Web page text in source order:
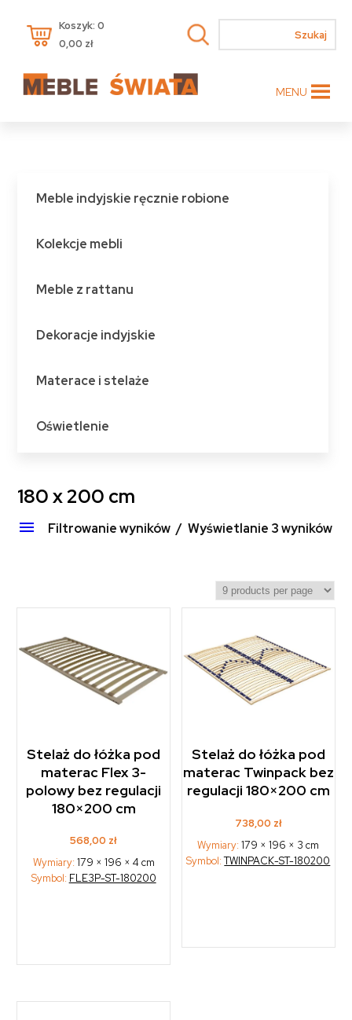
Koszyk: 0
0,00 zł
MENU
Meble indyjskie ręcznie robione
Kolekcje mebli
Meble z rattanu
Dekoracje indyjskie
Materace i stelaże
Oświetlenie
180 x 200 cm
Filtrowanie wyników Wyświetlanie 3 wyników
Stelaż do łóżka pod
materac Flex 3-
polowy bez regulacji
180×200 cm
568,00 zł
Wymiary: 179 × 196 × 4 cm
Symbol: FLE3P-ST-180200
Stelaż do łóżka pod
materac Twinpack bez
regulacji 180×200 cm
738,00 zł
Wymiary:179 × 196 × 3 cm
Symbol:TWINPACK-ST-180200